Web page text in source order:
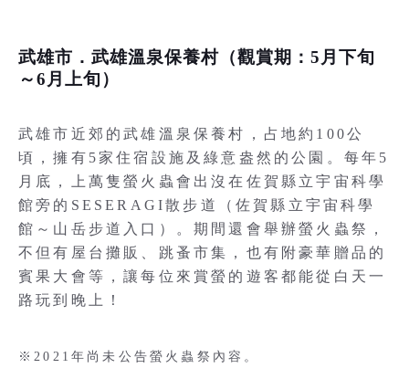
武雄市．武雄溫泉保養村（觀賞期：5月下旬
～6月上旬）
武雄市近郊的武雄溫泉保養村，占地約100公
頃，擁有5家住宿設施及綠意盎然的公園。每年5
月底，上萬隻螢火蟲會出沒在佐賀縣立宇宙科學
館旁的SESERAGI散步道（佐賀縣立宇宙科學
館～山岳步道入口）。期間還會舉辦螢火蟲祭，
不但有屋台攤販、跳蚤市集，也有附豪華贈品的
賓果大會等，讓每位來賞螢的遊客都能從白天一
路玩到晚上！
※2021年尚未公告螢火蟲祭內容。